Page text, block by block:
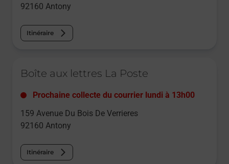
92160 Antony
Itinéraire
Boîte aux lettres La Poste
Prochaine collecte du courrier lundi à 13h00
159 Avenue Du Bois De Verrieres
92160 Antony
Itinéraire